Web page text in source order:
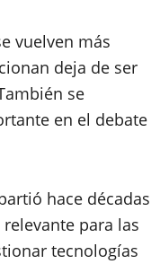
vuelven más
deja de ser
se
en el debate
hace décadas
para las
tecnologías